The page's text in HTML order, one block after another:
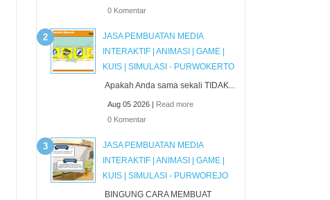
0 Komentar
JASA PEMBUATAN MEDIA
INTERAKTIF | ANIMASI | GAME |
KUIS | SIMULASI - PURWOKERTO
Apakah Anda sama sekali TIDAK...
Aug 05 2026 | Read more
0 Komentar
JASA PEMBUATAN MEDIA
INTERAKTIF | ANIMASI | GAME |
KUIS | SIMULASI - PURWOREJO
BINGUNG CARA MEMBUAT